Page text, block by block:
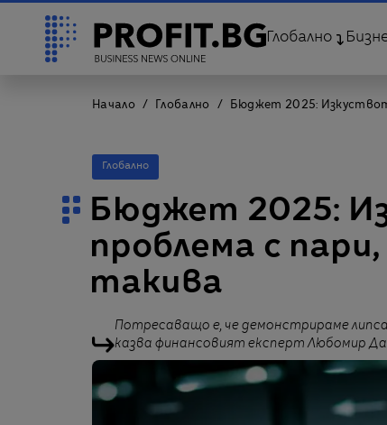
Глобално
Начало Глобално Бюджет 2025:
Глобално
Бюджет 2025:
проблема с
такива
Потресаващо е, че демонстрираме
казва финансовият експерт Любомир